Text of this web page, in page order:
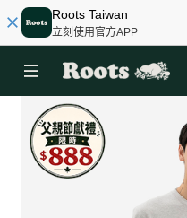
Roots Taiwan
立刻使用官方APP